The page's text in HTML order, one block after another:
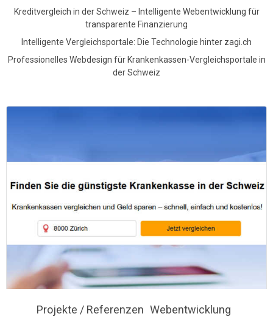
Kreditvergleich in der Schweiz – Intelligente Webentwicklung für
transparente Finanzierung
Intelligente Vergleichsportale: Die Technologie hinter zagi.ch
Professionelles Webdesign für Krankenkassen-Vergleichsportale in
der Schweiz
Projekte / Referenzen Webentwicklung